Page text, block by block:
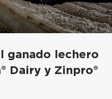
ganado lechero
Dairy y Zinpro®